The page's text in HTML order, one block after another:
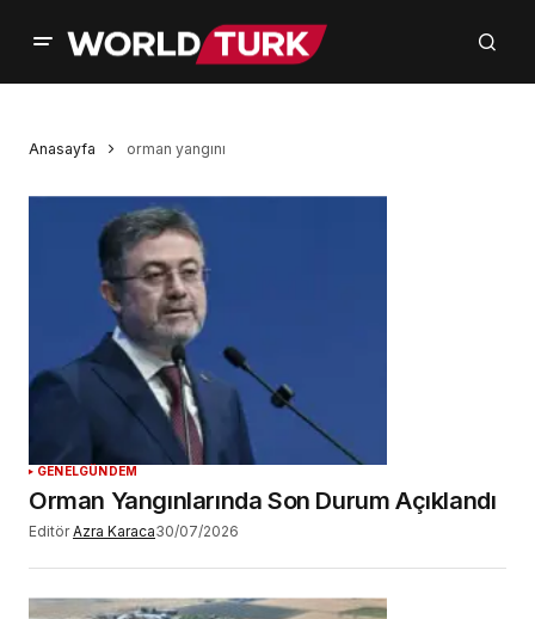
Anasayfa orman yangını
GENELGÜNDEM
Orman Yangınlarında Son Durum Açıklandı
Editör Azra Karaca30/07/2026